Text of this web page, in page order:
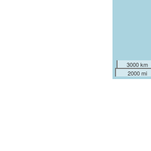
3000 km
2000 mi